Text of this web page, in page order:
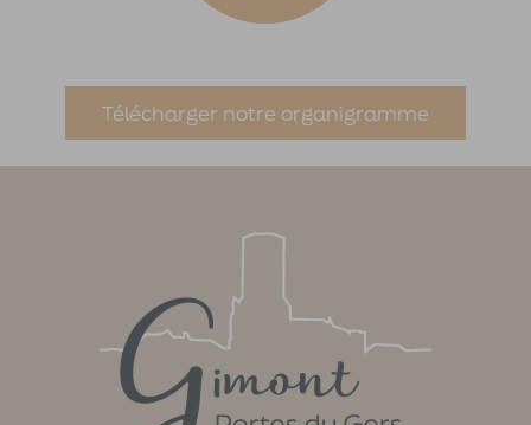
Télécharger notre organigramme